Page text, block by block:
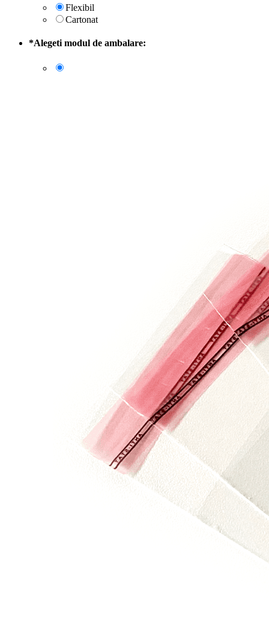
Flexibil
Cartonat
*Alegeti modul de ambalare: